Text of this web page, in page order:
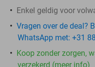
Enkel geldig voor
Vragen over de deal?
WhatsApp met: +31
Koop zonder zorgen,
verzekerd (meer info)